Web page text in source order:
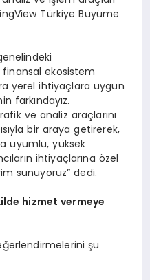
Türkiye Büyüme
finansal ekosistem
yerel ihtiyaçlara uygun
farkındayız.
ve analiz araçlarını
bir araya getirerek,
uyumlu, yüksek
ihtiyaçlarına özel
sunuyoruz” dedi.
hizmet vermeye
şu